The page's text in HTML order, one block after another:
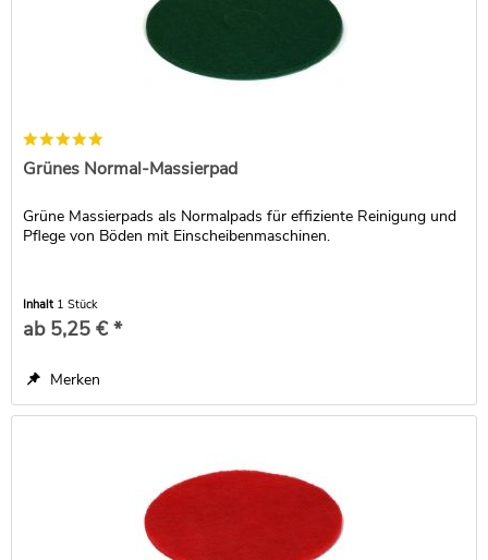
Grünes Normal-Massierpad
Grüne Massierpads als Normalpads für effiziente Reinigung und
Pflege von Böden mit Einscheibenmaschinen.
Inhalt 1 Stück
ab 5,25 € *
Merken